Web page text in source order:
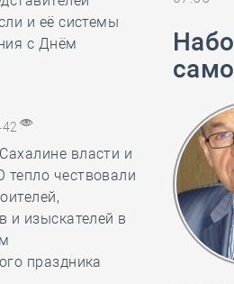
и её системы
с Днём
власти и
тепло чествовали
и изыскателей в
праздника